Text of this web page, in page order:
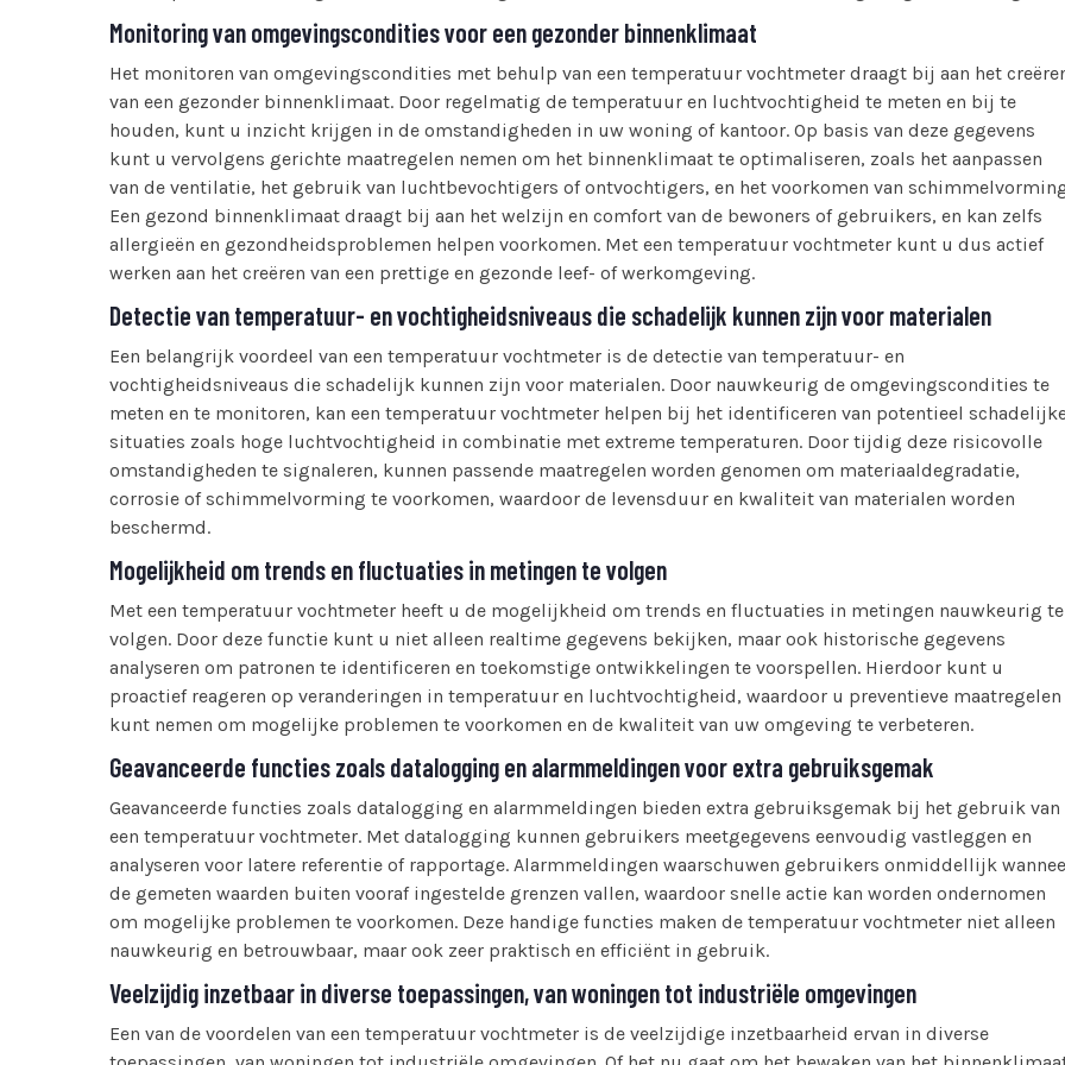
Monitoring van omgevingscondities voor een gezonder binnenklimaat
Het monitoren van omgevingscondities met behulp van een temperatuur vochtmeter draagt bij aan het
van een gezonder binnenklimaat. Door regelmatig de temperatuur en luchtvochtigheid te meten en bij te
houden, kunt u inzicht krijgen in de omstandigheden in uw woning of kantoor. Op basis van deze gegevens
kunt u vervolgens gerichte maatregelen nemen om het binnenklimaat te optimaliseren, zoals het aanpassen
van de ventilatie, het gebruik van luchtbevochtigers of ontvochtigers, en het voorkomen van
Een gezond binnenklimaat draagt bij aan het welzijn en comfort van de bewoners of gebruikers, en kan zelfs
allergieën en gezondheidsproblemen helpen voorkomen. Met een temperatuur vochtmeter kunt u dus actief
werken aan het creëren van een prettige en gezonde leef- of werkomgeving.
Detectie van temperatuur- en vochtigheidsniveaus die schadelijk kunnen zijn voor materialen
Een belangrijk voordeel van een temperatuur vochtmeter is de detectie van temperatuur- en
vochtigheidsniveaus die schadelijk kunnen zijn voor materialen. Door nauwkeurig de omgevingscondities te
meten en te monitoren, kan een temperatuur vochtmeter helpen bij het identificeren van potentieel
situaties zoals hoge luchtvochtigheid in combinatie met extreme temperaturen. Door tijdig deze risicovolle
omstandigheden te signaleren, kunnen passende maatregelen worden genomen om materiaaldegradatie,
corrosie of schimmelvorming te voorkomen, waardoor de levensduur en kwaliteit van materialen worden
beschermd.
Mogelijkheid om trends en fluctuaties in metingen te volgen
Met een temperatuur vochtmeter heeft u de mogelijkheid om trends en fluctuaties in metingen nauwkeurig te
volgen. Door deze functie kunt u niet alleen realtime gegevens bekijken, maar ook historische gegevens
analyseren om patronen te identificeren en toekomstige ontwikkelingen te voorspellen. Hierdoor kunt u
proactief reageren op veranderingen in temperatuur en luchtvochtigheid, waardoor u preventieve maatregelen
kunt nemen om mogelijke problemen te voorkomen en de kwaliteit van uw omgeving te verbeteren.
Geavanceerde functies zoals datalogging en alarmmeldingen voor extra gebruiksgemak
Geavanceerde functies zoals datalogging en alarmmeldingen bieden extra gebruiksgemak bij het gebruik van
een temperatuur vochtmeter. Met datalogging kunnen gebruikers meetgegevens eenvoudig vastleggen en
analyseren voor latere referentie of rapportage. Alarmmeldingen waarschuwen gebruikers onmiddellijk
de gemeten waarden buiten vooraf ingestelde grenzen vallen, waardoor snelle actie kan worden ondernomen
om mogelijke problemen te voorkomen. Deze handige functies maken de temperatuur vochtmeter niet alleen
nauwkeurig en betrouwbaar, maar ook zeer praktisch en efficiënt in gebruik.
Veelzijdig inzetbaar in diverse toepassingen, van woningen tot industriële omgevingen
Een van de voordelen van een temperatuur vochtmeter is de veelzijdige inzetbaarheid ervan in diverse